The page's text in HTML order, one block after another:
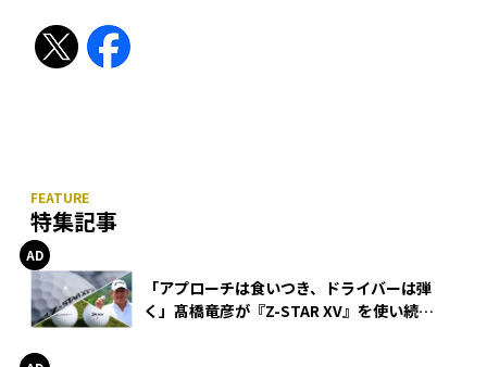
特集記事
「アプローチは食いつき、ドライバーは弾
く」髙橋竜彦が『Z-STAR XV』を使い続け